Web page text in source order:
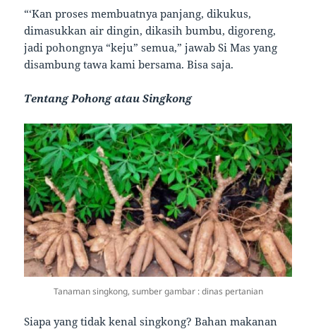
“‘Kan proses membuatnya panjang, dikukus,
dimasukkan air dingin, dikasih bumbu, digoreng,
jadi pohongnya “keju” semua,” jawab Si Mas yang
disambung tawa kami bersama. Bisa saja.
Tentang Pohong atau Singkong
Tanaman singkong, sumber gambar : dinas pertanian
Siapa yang tidak kenal singkong? Bahan makanan